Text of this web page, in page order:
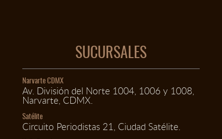
SUCURSALES
Narvarte CDMX
Av. División del Norte 1004, 1006 y 1008,
Narvarte, CDMX.
Satélite
Circuito Periodistas 21, Ciudad Satélite.